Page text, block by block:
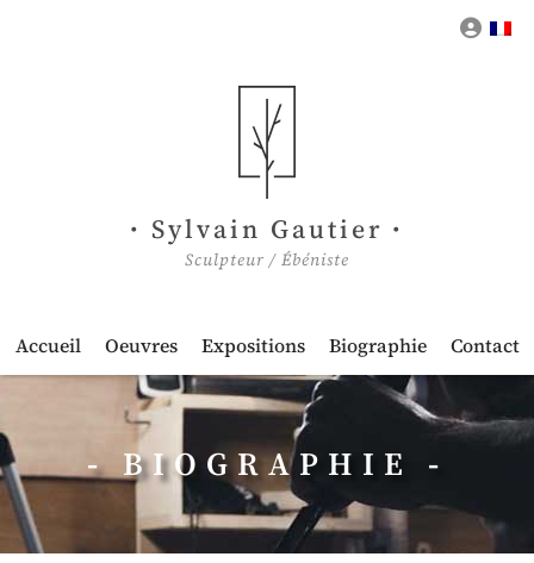
Mon
Sylvain Gautier
Sculpteur / Ébéniste
Accueil Oeuvres Expositions Biographie Contact
BIOGRAPHIE